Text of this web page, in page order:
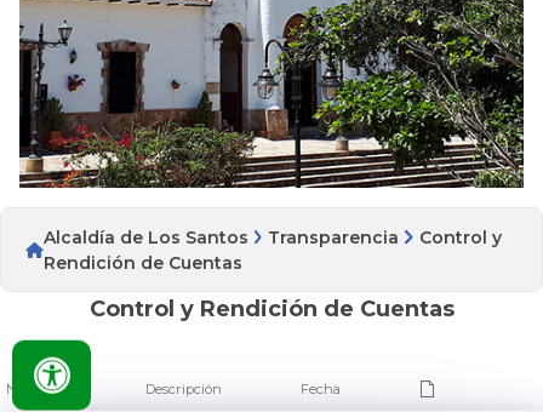
Alcaldía de Los Santos Transparencia
Control y
Rendición de Cuentas
Control y Rendición de Cuentas
Nombre Descripción Fecha